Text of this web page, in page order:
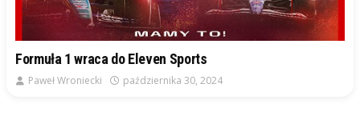
Formuła 1 wraca do Eleven Sports
Paweł Wroniecki października 30, 2024